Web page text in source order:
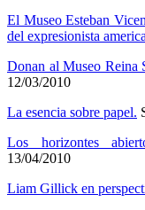
El Museo Esteban
del expresionista
Donan al Museo Reina
12/03/2010
La esencia sobre papel.
Los horizontes
13/04/2010
Liam Gillick en